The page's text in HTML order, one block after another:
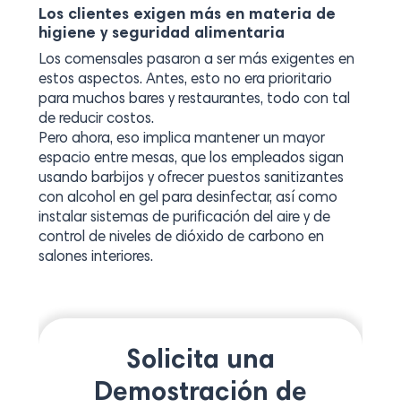
Los clientes exigen más en materia de
higiene y seguridad alimentaria
Los comensales pasaron a ser más exigentes en
estos aspectos. Antes, esto no era prioritario
para muchos bares y restaurantes, todo con tal
de reducir costos.
Pero ahora, eso implica mantener un mayor
espacio entre mesas, que los empleados sigan
usando barbijos y ofrecer puestos sanitizantes
con alcohol en gel para desinfectar, así como
instalar sistemas de purificación del aire y de
control de niveles de dióxido de carbono en
salones interiores.
Solicita una
Demostración de